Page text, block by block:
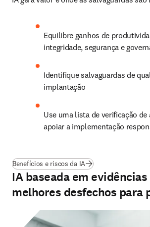
Equilibre ganhos de
integridade, segurança e
Identifique salvaguardas de
implantação
Use uma lista de verificação de
apoiar a implementação
Benefícios e riscos da IA
IA baseada em
melhores desfechos para